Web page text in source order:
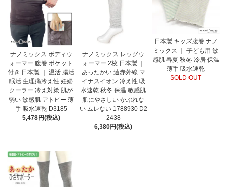
ナノミックス ボディウ
ォーマー 腹巻 ポケット
付き 日本製 ｜ 温活 腸活
眠活 生理痛冷え性 妊婦
クーラー 冷え対策 肌が
弱い 敏感肌 アトピー 薄
手 吸水速乾 D3185
5,478円(税込)
ナノミックス レッグウ
ォーマー 2枚 日本製 ｜
あったかい 遠赤外線 マ
イナスイオン 冷え性 吸
水速乾 秋冬 保温 敏感肌
肌にやさしい かぶれな
い ムレない 1788930 D2
2438
6,380円(税込)
日本製 キッズ腹巻 ナノ
ミックス ｜ 子ども用 敏
感肌 春夏 秋冬 冷房 保温
薄手 吸水速乾
SOLD OUT